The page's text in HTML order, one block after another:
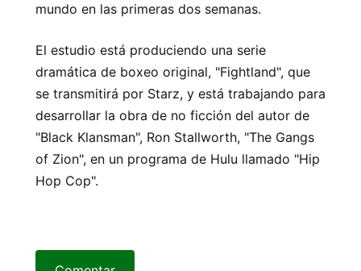
mundo en las primeras dos semanas.
El estudio está produciendo una serie
dramática de boxeo original, "Fightland", que
se transmitirá por Starz, y está trabajando para
desarrollar la obra de no ficción del autor de
"Black Klansman", Ron Stallworth, "The Gangs
of Zion", en un programa de Hulu llamado "Hip
Hop Cop".